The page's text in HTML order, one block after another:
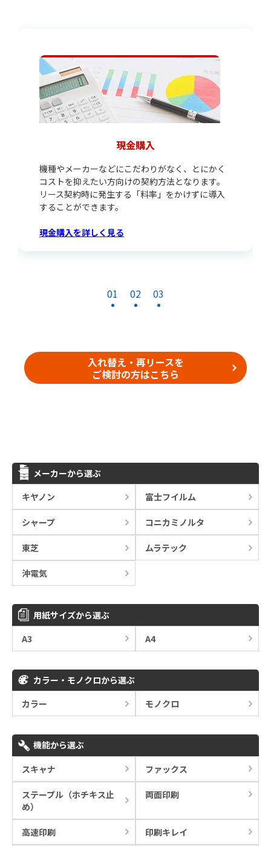
現金購入
機種やメーカーなどにこだわりがなく、とにかく
コストを抑えたい方向けの契約方法となります。
リース契約時に発生する「料率」をかけずに導入
することができます。
現金購入を詳しく見る
01 02 03
入れ替え・再リースを
ご検討の方はこちら
メーカーから選ぶ
キヤノン
富士フイルム
シャープ コニカミノルタ
東芝 ムラテック
沖電気
用紙サイズから選ぶ
A3
A4
カラー・モノクロから選ぶ
カラー
モノクロ
機能から選ぶ
スキャナ
ファックス
ステープル（ホチキス止
め）
両面印刷
高速印刷 印刷キレイ